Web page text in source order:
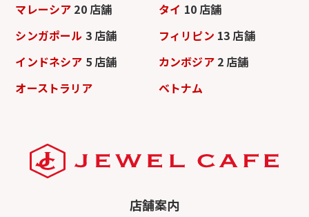
マレーシア 20 店舗 タイ 10 店舗
シンガポール 3 店舗 フィリピン 13 店舗
インドネシア 5 店舗 カンボジア 2 店舗
オーストラリア
ベトナム
店舗案内